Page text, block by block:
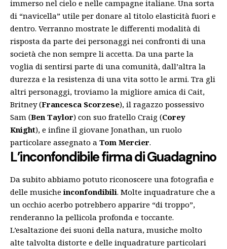
immerso nel cielo e nelle campagne italiane. Una sorta
di “navicella” utile per donare al titolo elasticità fuori e
dentro. Verranno mostrate le differenti modalità di
risposta da parte dei personaggi nei confronti di una
società che non sempre li accetta. Da una parte la
voglia di sentirsi parte di una comunità, dall’altra la
durezza e la resistenza di una vita sotto le armi. Tra gli
altri personaggi, troviamo la migliore amica di Cait,
Britney (Francesca Scorzese), il ragazzo possessivo
Sam (Ben Taylor) con suo fratello Craig (Corey
Knight), e infine il giovane Jonathan, un ruolo
particolare assegnato a Tom Mercier.
L’inconfondibile firma di Guadagnino
Da subito abbiamo potuto riconoscere una fotografia e
delle musicheinconfondibili. Molte inquadrature che a
un occhio acerbo potrebbero apparire “di troppo”,
renderanno la pellicola profonda e toccante.
L’esaltazione dei suoni della natura, musiche molto
alte talvolta distorte e delle inquadrature particolari